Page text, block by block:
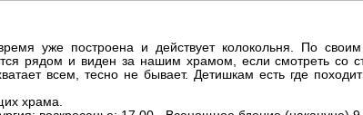
уже построена и действует колокольня. По
рядом и виден за нашим храмом, если смотреть со
всем, тесно не бывает. Детишкам есть где
храма.